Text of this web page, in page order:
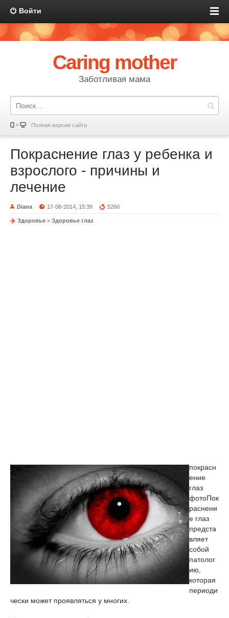
Войти
Caring mother
Заботливая мама
Полная версия сайта
Покраснение глаз у ребенка и
взрослого - причины и
лечение
Diana 17-08-2014, 15:39 5260
Здоровье » Здоровье глаз
покрасн
ение
глаз
фотоПок
раснени
е глаз
предста
вляет
собой
патолог
ию,
которая
периоди
чески может проявляться у многих.